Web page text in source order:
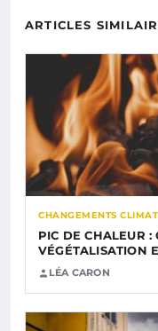
ARTICLES
CHANGEMENTS
PIC DE CHALEUR :
VÉGÉTALISATION
LÉA CARON